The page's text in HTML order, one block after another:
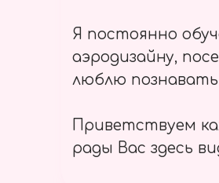
Я постоянно
аэродизайну,
люблю познавать
Приветствуем
рады Вас здесь